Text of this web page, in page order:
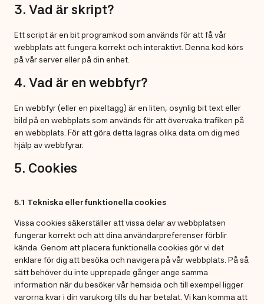
3. Vad är skript?
Ett script är en bit programkod som används för att få vår
webbplats att fungera korrekt och interaktivt. Denna kod körs
på vår server eller på din enhet.
4. Vad är en webbfyr?
En webbfyr (eller en pixeltagg) är en liten, osynlig bit text eller
bild på en webbplats som används för att övervaka trafiken på
en webbplats. För att göra detta lagras olika data om dig med
hjälp av webbfyrar.
5. Cookies
5.1 Tekniska eller funktionella cookies
Vissa cookies säkerställer att vissa delar av webbplatsen
fungerar korrekt och att dina användarpreferenser förblir
kända. Genom att placera funktionella cookies gör vi det
enklare för dig att besöka och navigera på vår webbplats. På så
sätt behöver du inte upprepade gånger ange samma
information när du besöker vår hemsida och till exempel ligger
varorna kvar i din varukorg tills du har betalat. Vi kan komma att